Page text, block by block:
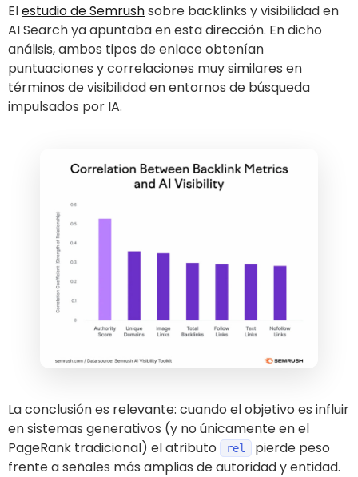
Elestudio de Semrushsobre backlinks y visibilidad en
AI Search ya apuntaba en esta dirección. En dicho
análisis, ambos tipos de enlace obtenían
puntuaciones y correlaciones muy similares en
términos de visibilidad en entornos de búsqueda
impulsados por IA.
La conclusión es relevante: cuando el objetivo es influir
en sistemas generativos (y no únicamente en el
PageRank tradicional) el atributo
rel
pierde peso
frente a señales más amplias de autoridad y entidad.